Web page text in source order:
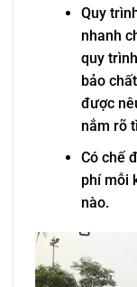
Quy
nhanh
quy
bảo
được
nắm rõ
Có chế
phí mỗi
nào.